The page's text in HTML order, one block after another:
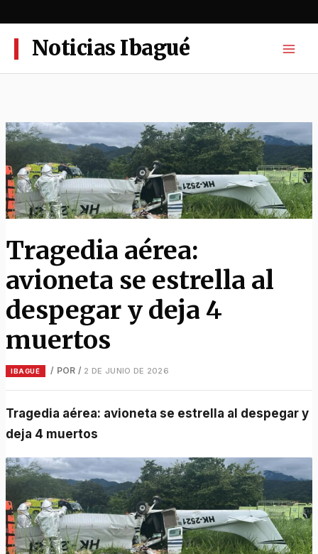
al
contenidoNoticias Ibagué
Tragedia aérea:
avioneta se estrella al
despegar y deja 4
muertos
IBAGUÉ / POR / 2 DE JUNIO DE 2026
Tragedia aérea: avioneta se estrella al despegar y
deja 4 muertos